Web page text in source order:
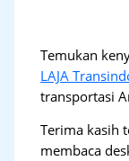
Temukan
LAJA
transportasi
Terima kasih
membaca